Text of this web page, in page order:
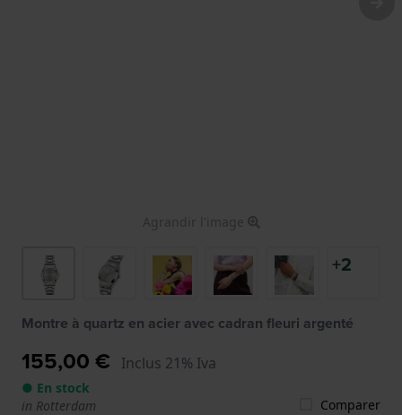
Agrandir l'image
+2
Montre à quartz en acier avec cadran fleuri argenté
155,00 € Inclus 21% Iva
● En stock
in Rotterdam
Comparer